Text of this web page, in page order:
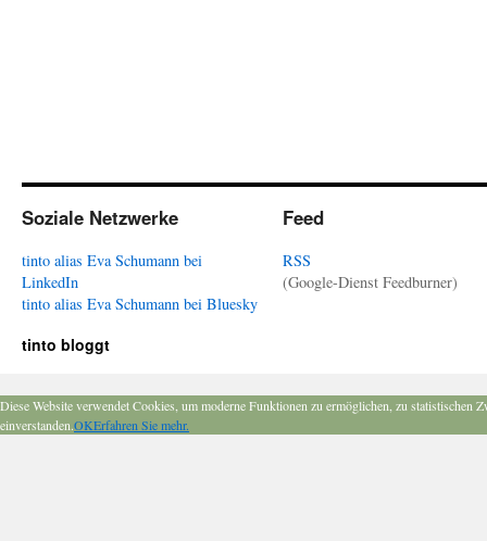
Soziale Netzwerke
tinto alias Eva Schumann bei
LinkedIn
tinto alias Eva Schumann bei Bluesky
Feed
RSS
(Google-Dienst Feedburner)
tinto bloggt
Diese Website verwendet Cookies, um moderne Funktionen zu ermöglichen, zu
einverstanden.OKErfahren Sie mehr.